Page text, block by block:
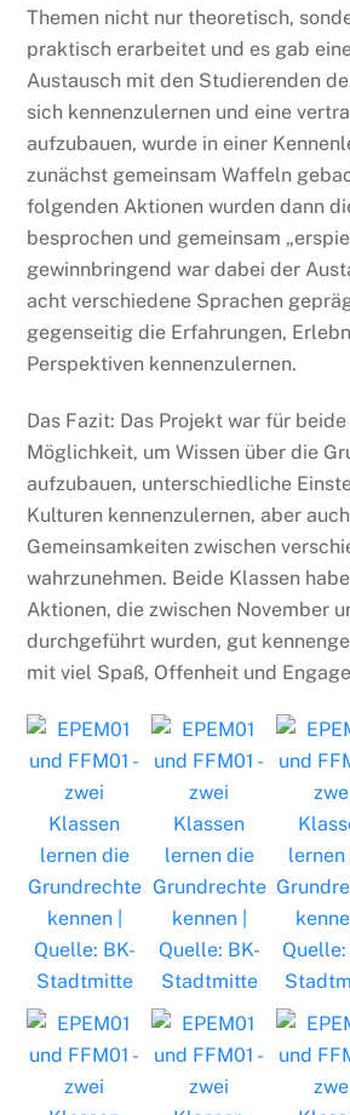
Themen nicht nur theoretisch,
praktisch erarbeitet und es gab
Austausch mit den Studierenden
sich kennenzulernen und eine
aufzubauen, wurde in einer
zunächst gemeinsam Waffeln
folgenden Aktionen wurden dann
besprochen und gemeinsam
gewinnbringend war dabei der
acht verschiedene Sprachen
gegenseitig die Erfahrungen,
Perspektiven kennenzulernen.
Das Fazit: Das Projekt war für
Möglichkeit, um Wissen über die
aufzubauen, unterschiedliche
Kulturen kennenzulernen, aber auch
Gemeinsamkeiten zwischen
wahrzunehmen. Beide Klassen
Aktionen, die zwischen November
durchgeführt wurden, gut
mit viel Spaß, Offenheit und